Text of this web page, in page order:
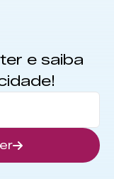
e saiba